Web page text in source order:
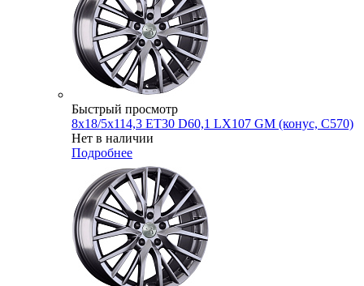
Быстрый просмотр
8x18/5x114,3 ET30 D60,1 LX107 GM (конус, C570)
Нет в наличии
Подробнее